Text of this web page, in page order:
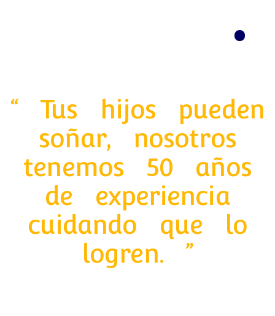
Menú
“ Tus hijos pueden
soñar, nosotros
tenemos 50 años
de experiencia
cuidando que lo
logren. ”